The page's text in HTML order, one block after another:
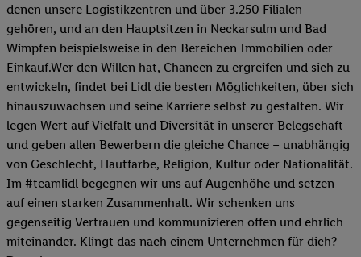
denen unsere Logistikzentren und über 3.250 Filialen
gehören, und an den Hauptsitzen in Neckarsulm und Bad
Wimpfen beispielsweise in den Bereichen Immobilien oder
Einkauf.Wer den Willen hat, Chancen zu ergreifen und sich zu
entwickeln, findet bei Lidl die besten Möglichkeiten, über sich
hinauszuwachsen und seine Karriere selbst zu gestalten. Wir
legen Wert auf Vielfalt und Diversität in unserer Belegschaft
und geben allen Bewerbern die gleiche Chance – unabhängig
von Geschlecht, Hautfarbe, Religion, Kultur oder Nationalität.
Im #teamlidl begegnen wir uns auf Augenhöhe und setzen
auf einen starken Zusammenhalt. Wir schenken uns
gegenseitig Vertrauen und kommunizieren offen und ehrlich
miteinander. Klingt das nach einem Unternehmen für dich?